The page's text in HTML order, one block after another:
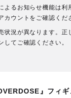
よるお知らせ機能は利
カウントをご確認くだ
状況が異なります。正
してご確認ください。
』フィギ